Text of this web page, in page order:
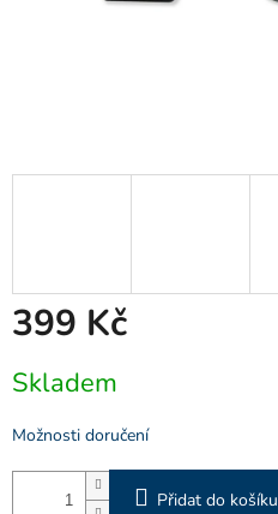
399 Kč
cena:
Skladem
Možnosti doručení
Přidat do košíku